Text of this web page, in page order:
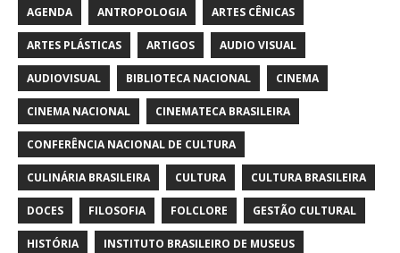
AGENDA ANTROPOLOGIA ARTES CÊNICAS
ARTES PLÁSTICAS ARTIGOS AUDIO VISUAL
AUDIOVISUAL BIBLIOTECA NACIONAL CINEMA
CINEMA NACIONAL CINEMATECA BRASILEIRA
CONFERÊNCIA NACIONAL DE CULTURA
CULINÁRIA BRASILEIRA CULTURA CULTURA BRASILEIRA
DOCES FILOSOFIA FOLCLORE GESTÃO CULTURAL
HISTÓRIA INSTITUTO BRASILEIRO DE MUSEUS